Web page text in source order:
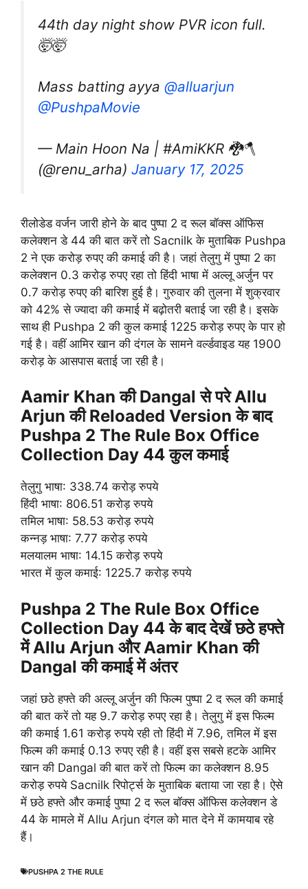
44th day night show PVR icon full.
🤯🤯
Mass batting ayya @alluarjun
@PushpaMovie
— Main Hoon Na | #AmiKKR 🐉🪓
(@renu_arha) January 17, 2025
रीलोडेड वर्जन जारी होने के बाद पुष्पा 2 द रूल बॉक्स ऑफिस
कलेक्शन डे 44 की बात करें तो Sacnilk के मुताबिक Pushpa
2 ने एक करोड़ रुपए की कमाई की है। जहां तेलुगु में पुष्पा 2 का
कलेक्शन 0.3 करोड़ रुपए रहा तो हिंदी भाषा में अल्लू अर्जुन पर
0.7 करोड़ रुपए की बारिश हुई है। गुरुवार की तुलना में शुक्रवार
को 42% से ज्यादा की कमाई में बढ़ोतरी बताई जा रही है। इसके
साथ ही Pushpa 2 की कुल कमाई 1225 करोड़ रुपए के पार हो
गई है। वहीं आमिर खान की दंगल के सामने वर्ल्डवाइड यह 1900
करोड़ के आसपास बताई जा रही है।
Aamir Khan की Dangal से परेAllu
Arjunकी Reloaded Version के बाद
Pushpa 2 The Rule Box Office
Collection Day 44 कुल कमाई
तेलुगु भाषा: 338.74 करोड़ रुपये
हिंदी भाषा: 806.51 करोड़ रुपये
तमिल भाषा: 58.53 करोड़ रुपये
कन्नड़ भाषा: 7.77 करोड़ रुपये
मलयालम भाषा: 14.15 करोड़ रुपये
भारत में कुल कमाई: 1225.7 करोड़ रुपये
Pushpa 2 The Rule Box Office
Collection Day 44 के बाद देखें छठे हफ्ते
में Allu Arjun और Aamir Khan की
Dangal की कमाई में अंतर
जहां छठे हफ्ते की अल्लू अर्जुन की फिल्म पुष्पा 2 द रूल की कमाई
की बात करें तो यह 9.7 करोड़ रुपए रहा है। तेलुगु में इस फिल्म
की कमाई 1.61 करोड़ रुपये रही तो हिंदी में 7.96, तमिल में इस
फिल्म की कमाई 0.13 रुपए रही है। वहीं इस सबसे हटके आमिर
खान की Dangal की बात करें तो फिल्म का कलेक्शन 8.95
करोड़ रुपये Sacnilk रिपोर्ट्स के मुताबिक बताया जा रहा है। ऐसे
में छठे हफ्ते और कमाई पुष्पा 2 द रूल बॉक्स ऑफिस कलेक्शन डे
44 के मामले में Allu Arjun दंगल को मात देने में कामयाब रहे
हैं।
PUSHPA 2 THE RULE